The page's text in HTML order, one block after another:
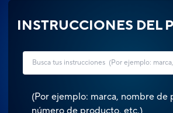
INSTRUCCIONES DEL
(Por ejemplo: marca, nombre de